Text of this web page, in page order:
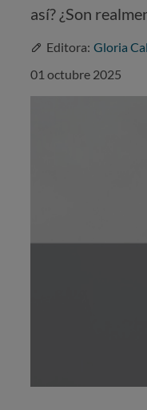
así? ¿Son
Editora: Gloria
01 octubre 2025